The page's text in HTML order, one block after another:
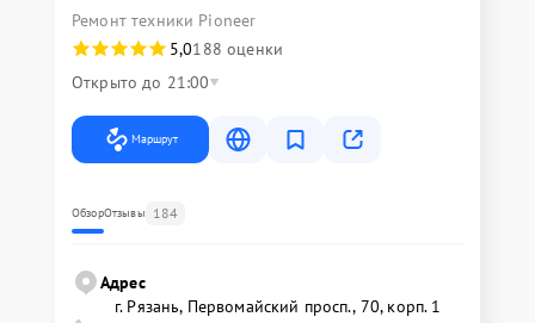
Ремонт техники Pioneer
5,0188 оценки
Открыто до 21:00
Маршрут
ОбзорОтзывы 184
Адрес
г. Рязань, Первомайский просп., 70, корп. 1